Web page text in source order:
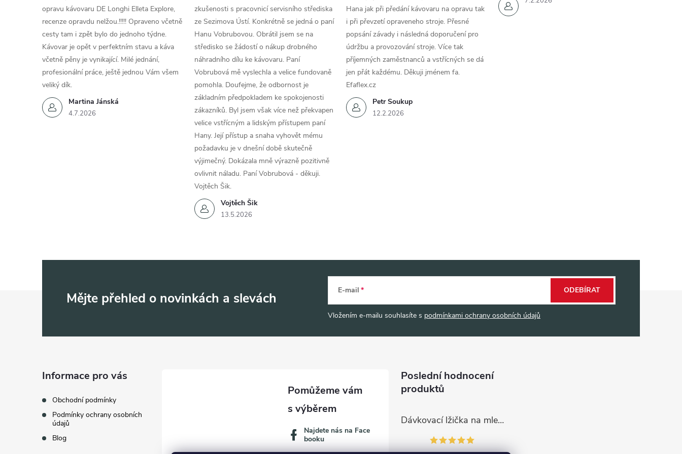
Martina Jánská
4.7.2026
opravu kávovaru DE Longhi Elleta Explore,
recenze opravdu nelžou.!!!!! Opraveno včetně
cesty tam i zpět bylo do jednoho týdne.
Kávovar je opět v perfektním stavu a káva
včetně pěny je vynikající. Milé jednání,
profesionální práce, ještě jednou Vám všem
veliký dík.
Vojtěch Šik
13.5.2026
zkušenosti s pracovnicí servisního střediska
ze Sezimova Ústí. Konkrétně se jedná o paní
Hanu Vobrubovou. Obrátil jsem se na
středisko se žádostí o nákup drobného
náhradního dílu ke kávovaru. Paní
Vobrubová mě vyslechla a velice fundovaně
pomohla. Doufejme, že odbornost je
základním předpokladem ke spokojenosti
zákazníků. Byl jsem však více než překvapen
velice vstřícným a lidským přístupem paní
Hany. Její přístup a snaha vyhovět mému
požadavku je v dnešní době skutečně
výjimečný. Dokázala mně výrazně pozitivně
ovlivnit náladu. Paní Vobrubová - děkuji.
Vojtěch Šik.
Petr Soukup
12.2.2026
Hana jak při předání kávovaru na opravu tak
i při převzetí opraveneho stroje. Přesné
popsání závady i následná doporučení pro
údržbu a provozování stroje. Více tak
příjemných zaměstnanců a vstřícných se dá
jen přát každému. Děkuji jménem fa.
Efaflex.cz
Mějte přehled o novinkách a slevách E-mail
Vložením e-mailu souhlasíte s podmínkami ochrany osobních údajů
ODEBÍRAT
Informace pro vás
Obchodní podmínky
Podmínky ochrany osobních
údajů
Blog
Najdete nás na Face
booku
Poslední hodnocení
produktů
Dávkovací lžička na mletou kávu 53132C8134